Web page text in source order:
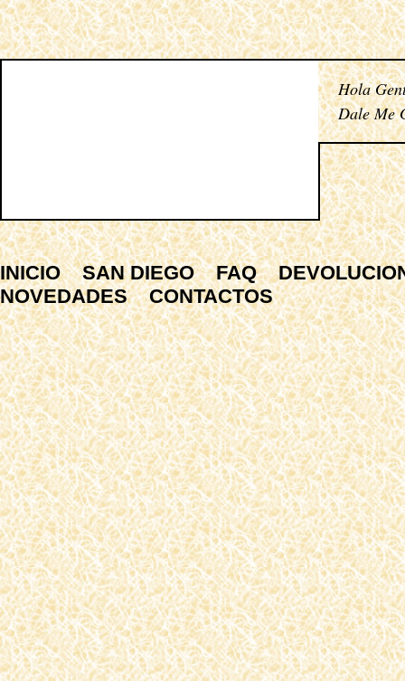
Hola
Dale Me
INICIO SAN DIEGO FAQ
NOVEDADES
CONTACTOS